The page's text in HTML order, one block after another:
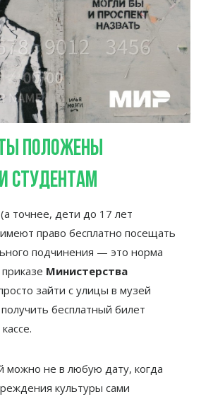
положены
студентам
точнее, дети до 17 лет
право бесплатно посещать
подчинения — это норма
приказе Министерства
зайти с улицы в музей
бесплатный билет
кассе.
можно не в любую дату, когда
культуры сами